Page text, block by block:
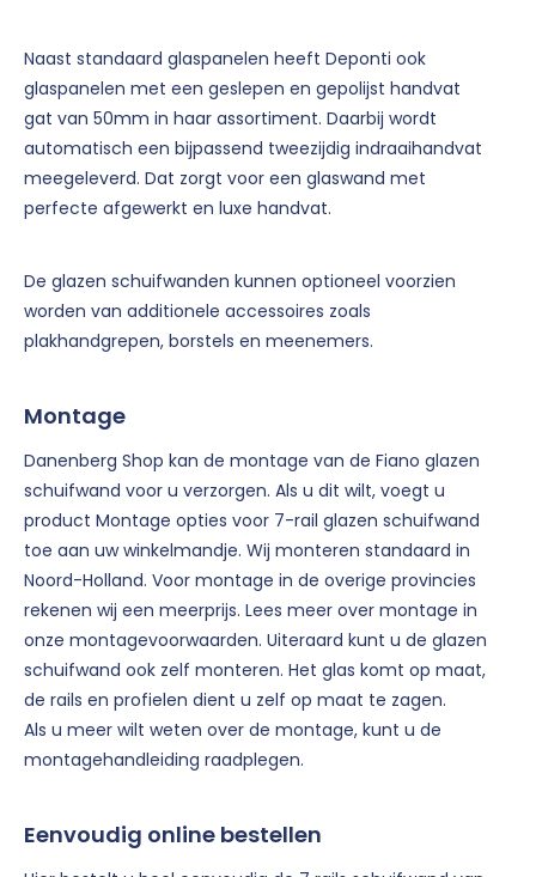
Naast standaard glaspanelen heeft Deponti ook
glaspanelen met een geslepen en gepolijst handvat
gat van 50mm in haar assortiment. Daarbij wordt
automatisch een bijpassend tweezijdig indraaihandvat
meegeleverd. Dat zorgt voor een glaswand met
perfecte afgewerkt en luxe handvat.
De glazen schuifwanden kunnen optioneel voorzien
worden van additionele accessoires zoals
plakhandgrepen, borstels en meenemers.
Montage
Danenberg Shop kan de montage van de Fiano glazen
schuifwand voor u verzorgen. Als u dit wilt, voegt u
product Montage opties voor 7-rail glazen schuifwand
toe aan uw winkelmandje. Wij monteren standaard in
Noord-Holland. Voor montage in de overige provincies
rekenen wij een meerprijs. Lees meer over montage in
onze montagevoorwaarden. Uiteraard kunt u de glazen
schuifwand ook zelf monteren. Het glas komt op maat,
de rails en profielen dient u zelf op maat te zagen.
Als u meer wilt weten over de montage, kunt u de
montagehandleiding raadplegen.
Eenvoudig online bestellen